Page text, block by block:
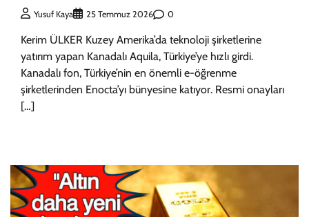
Yusuf Kaya 25 Temmuz 2026 0
Kerim ÜLKER Kuzey Amerika’da teknoloji şirketlerine
yatırım yapan Kanadalı Aquila, Türkiye’ye hızlı girdi.
Kanadalı fon, Türkiye’nin en önemli e-öğrenme
şirketlerinden Enocta’yı bünyesine katıyor. Resmi onayları
[…]